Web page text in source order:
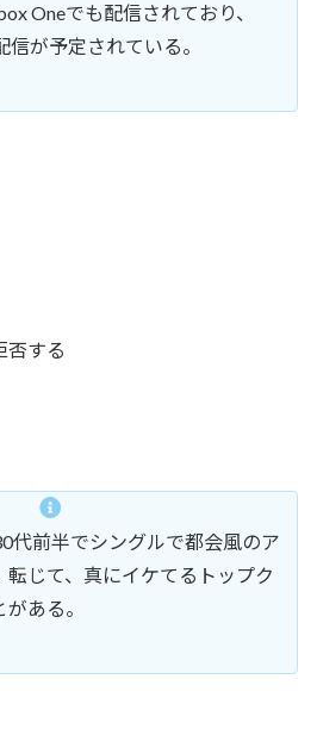
Oneでも配信されており、
が予定されている。
否する
代前半でシングルで都会風のア
転じて、真にイケてるトップク
ある。